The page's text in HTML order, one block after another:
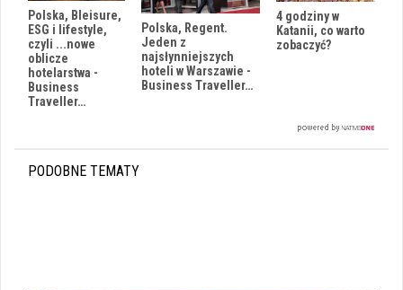
Polska, Bleisure,
ESG i lifestyle,
czyli ...nowe
oblicze
hotelarstwa -
Business
Traveller…
Polska, Regent.
Jeden z
najsłynniejszych
hoteli w Warszawie -
Business Traveller…
4 godziny w
Katanii, co warto
zobaczyć?
PODOBNE TEMATY